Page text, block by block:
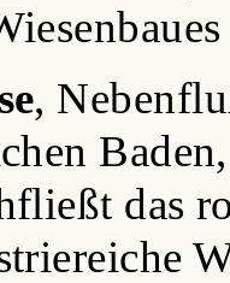
,
das